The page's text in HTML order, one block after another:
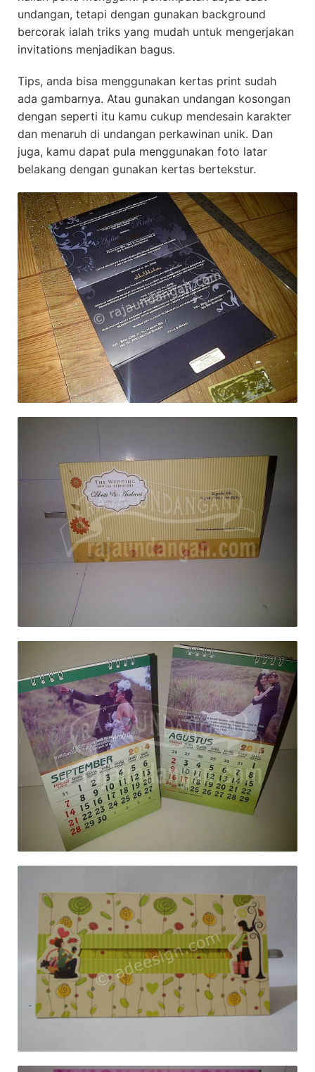
undangan, tetapi dengan gunakan background
bercorak ialah triks yang mudah untuk mengerjakan
invitations menjadikan bagus.
Tips, anda bisa menggunakan kertas print sudah
ada gambarnya. Atau gunakan undangan kosongan
dengan seperti itu kamu cukup mendesain karakter
dan menaruh di undangan perkawinan unik. Dan
juga, kamu dapat pula menggunakan foto latar
belakang dengan gunakan kertas bertekstur.